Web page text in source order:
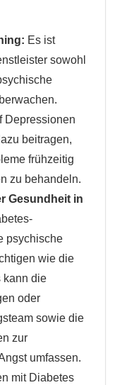
Es ist
sowohl
Depressionen
beitragen,
frühzeitig
zu behandeln.
Gesundheit in
psychische
wie die
kann die
oder
sowie die
zur
umfassen.
mit Diabetes